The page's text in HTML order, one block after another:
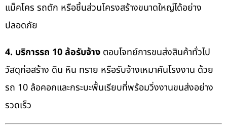
แม็คโคร รถตัก หรือชิ้นส่วนโครงสร้างขนาดใหญ่ได้อย่าง
ปลอดภัย
4. บริการรถ 10 ล้อรับจ้าง ตอบโจทย์การขนส่งสินค้าทั่วไป
วัสดุก่อสร้าง ดิน หิน ทราย หรือรับจ้างเหมาคันโรงงาน ด้วย
รถ 10 ล้อคอกและกระบะพื้นเรียบที่พร้อมวิ่งงานขนส่งอย่าง
รวดเร็ว